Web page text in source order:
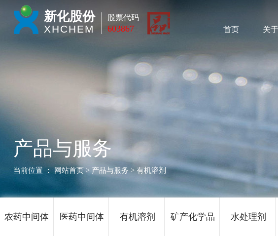
新化股份
XHCHEM
股票代码
603867 首页 关
产品与服务
当前位置 ：网站首页> 产品与服务 > 有机溶剂
农药中间体 医药中间体 有机溶剂 矿产化学品 水处理剂